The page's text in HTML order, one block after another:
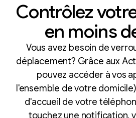
Contrôlez
en moins
Vous avez besoin de
déplacement? Grâce aux
pouvez accéder à vos
l'ensemble de votre
d'accueil de votre
touchez une notification,